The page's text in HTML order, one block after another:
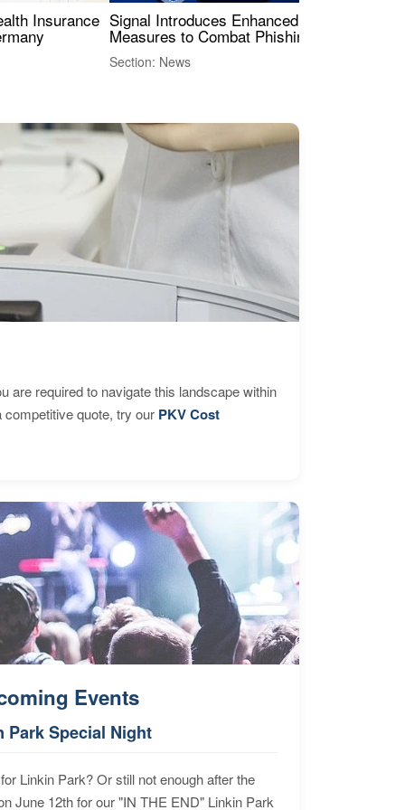
Insurance Signal Introduces Enhanced Security
Measures to Combat Phishing Threats
Section: News
are required to navigate this landscape within
quote, try our PKV Cost
Events
Park Special Night
Linkin Park? Or still not enough after the
June 12th for our "IN THE END" Linkin Park